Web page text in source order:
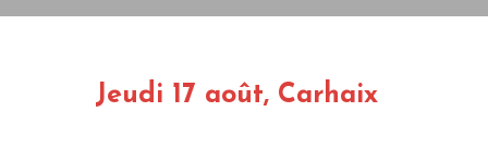
Jeudi 17 août, Carhaix